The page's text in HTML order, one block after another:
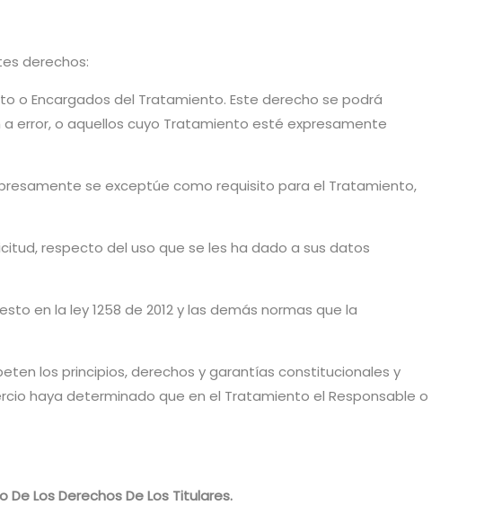
derechos:
o Encargados del Tratamiento. Este derecho se podrá
error, o aquellos cuyo Tratamiento esté expresamente
se exceptúe como requisito para el Tratamiento,
respecto del uso que se les ha dado a sus datos
en la ley 1258 de 2012 y las demás normas que la
los principios, derechos y garantías constitucionales y
haya determinado que en el Tratamiento el Responsable o
Los Derechos De Los Titulares.